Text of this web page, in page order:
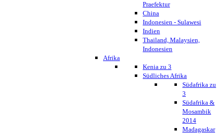
Praefektur
China
Indonesien - Sulawesi
Indien
Thailand, Malaysien,
Indonesien
Afrika
Kenia zu 3
Südliches Afrika
Südafrika zu
3
Südafrika &
Mosambik
2014
Madagaskar